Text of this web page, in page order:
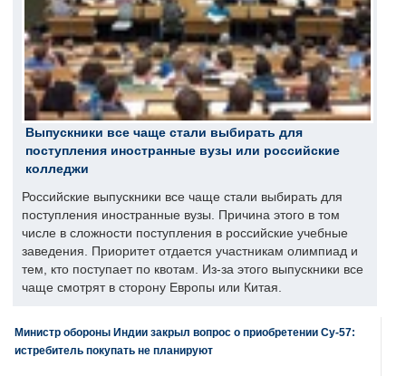
Выпускники все чаще стали выбирать для
поступления иностранные вузы или российские
колледжи
Российские выпускники все чаще стали выбирать для
поступления иностранные вузы. Причина этого в том
числе в сложности поступления в российские учебные
заведения. Приоритет отдается участникам олимпиад и
тем, кто поступает по квотам. Из-за этого выпускники все
чаще смотрят в сторону Европы или Китая.
Министр обороны Индии закрыл вопрос о приобретении Су-57:
истребитель покупать не планируют